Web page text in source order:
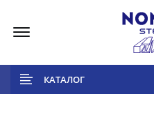
КАТАЛОГ